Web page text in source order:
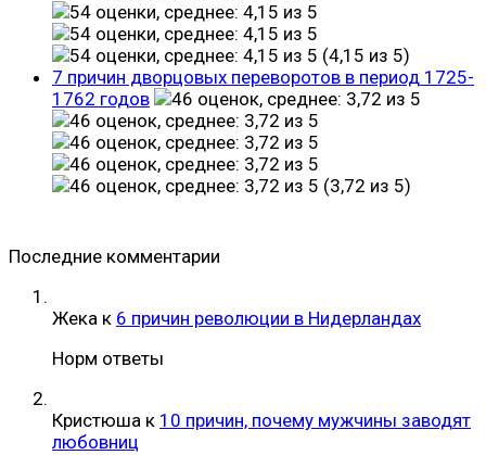
(4,15 из 5)
7 причин дворцовых переворотов в период 1725-
1762 годов
(3,72 из 5)
Последние комментарии
Жека к 6 причин революции в Нидерландах
Норм ответы
Кристюша к 10 причин, почему мужчины заводят
любовниц